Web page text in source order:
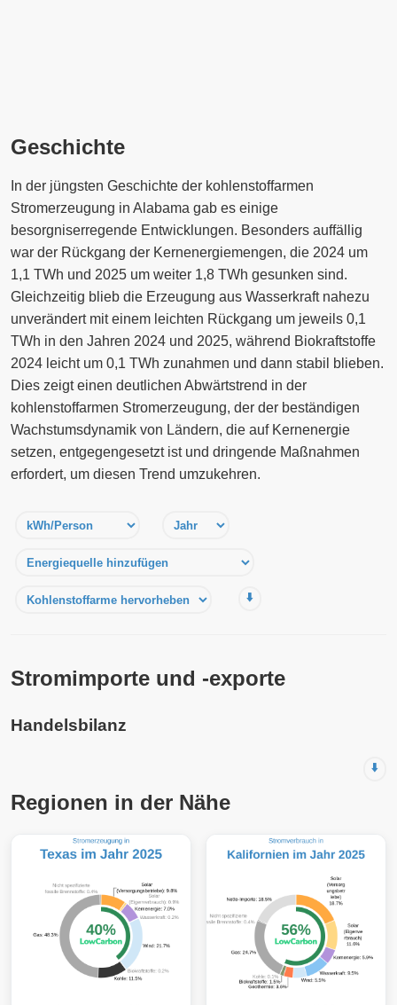
Geschichte
In der jüngsten Geschichte der kohlenstoffarmen
Stromerzeugung in Alabama gab es einige
besorgniserregende Entwicklungen. Besonders auffällig
war der Rückgang der Kernenergiemengen, die 2024 um
1,1 TWh und 2025 um weiter 1,8 TWh gesunken sind.
Gleichzeitig blieb die Erzeugung aus Wasserkraft nahezu
unverändert mit einem leichten Rückgang um jeweils 0,1
TWh in den Jahren 2024 und 2025, während Biokraftstoffe
2024 leicht um 0,1 TWh zunahmen und dann stabil blieben.
Dies zeigt einen deutlichen Abwärtstrend in der
kohlenstoffarmen Stromerzeugung, der der beständigen
Wachstumsdynamik von Ländern, die auf Kernenergie
setzen, entgegengesetzt ist und dringende Maßnahmen
erfordert, um diesen Trend umzukehren.
⬇️
Stromimporte und -exporte
Handelsbilanz
⬇️
Regionen in der Nähe